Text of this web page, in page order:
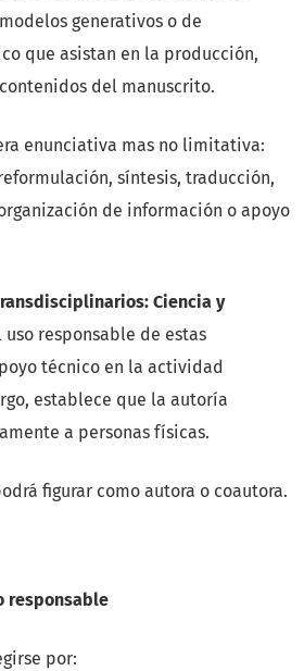
generativos o de
que asistan en la producción,
del manuscrito.
enunciativa mas no limitativa:
síntesis, traducción,
de información o apoyo
Ciencia y
uso responsable de estas
técnico en la actividad
establece que la autoría
a personas físicas.
figurar como autora o coautora.
responsable
por: